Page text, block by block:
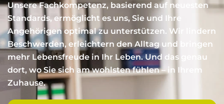
Unsere Fachkompetenz, basierend auf neuesten
Standards, ermöglicht es uns, Sie und Ihre
Angehörigen optimal zu unterstützen. Wir lindern
Beschwerden, erleichtern den Alltag und bringen
mehr Lebensfreude in Ihr Leben. Und das genau
dort, wo Sie sich am wohlsten fühlen – in Ihrem
Zuhause.